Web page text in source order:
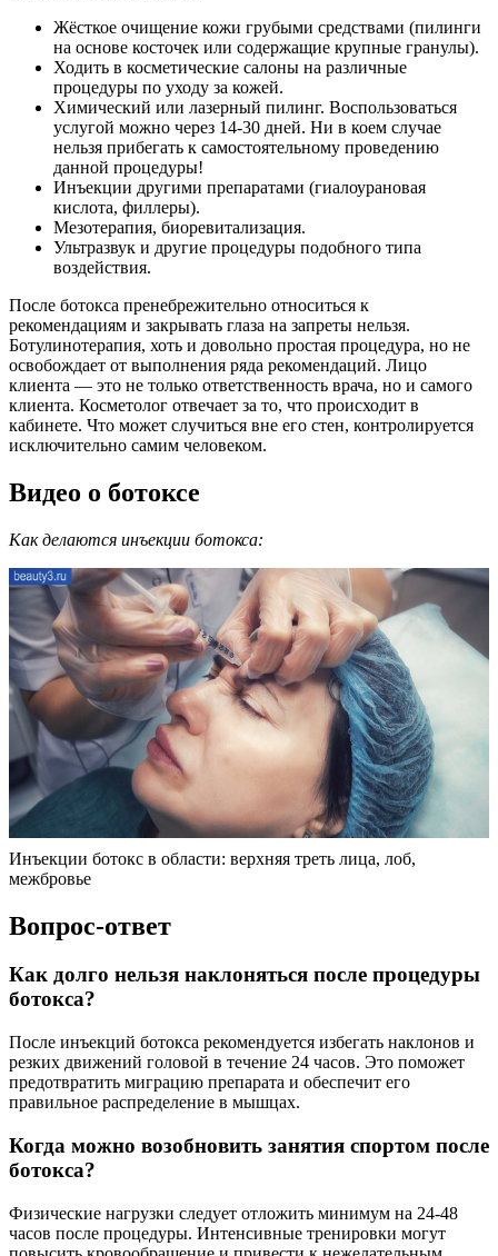
Жёсткое очищение кожи грубыми средствами (пилинги
на основе косточек или содержащие крупные гранулы).
Ходить в косметические салоны на различные
процедуры по уходу за кожей.
Химический или лазерный пилинг. Воспользоваться
услугой можно через 14-30 дней. Ни в коем случае
нельзя прибегать к самостоятельному проведению
данной процедуры!
Инъекции другими препаратами (гиалоурановая
кислота, филлеры).
Мезотерапия, биоревитализация.
Ультразвук и другие процедуры подобного типа
воздействия.
После ботокса пренебрежительно относиться к
рекомендациям и закрывать глаза на запреты нельзя.
Ботулинотерапия, хоть и довольно простая процедура, но не
освобождает от выполнения ряда рекомендаций. Лицо
клиента — это не только ответственность врача, но и самого
клиента. Косметолог отвечает за то, что происходит в
кабинете. Что может случиться вне его стен, контролируется
исключительно самим человеком.
Видео о ботоксе
Как делаются инъекции ботокса:
Инъекции ботокс в области: верхняя треть лица, лоб,
межбровье
Вопрос-ответ
Как долго нельзя наклоняться после процедуры
ботокса?
После инъекций ботокса рекомендуется избегать наклонов и
резких движений головой в течение 24 часов. Это поможет
предотвратить миграцию препарата и обеспечит его
правильное распределение в мышцах.
Когда можно возобновить занятия спортом после
ботокса?
Физические нагрузки следует отложить минимум на 24-48
часов после процедуры. Интенсивные тренировки могут